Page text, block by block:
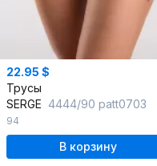
22.95 $
Трусы
SERGE 4444/90 patt0703
94
В корзину